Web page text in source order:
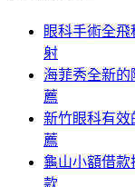
眼科手術全
射
海菲秀全新的
薦
新竹眼科有效
薦
龜山小額借
款